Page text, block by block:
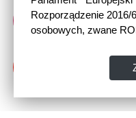
Rozporządzenie
osobowych, zwane